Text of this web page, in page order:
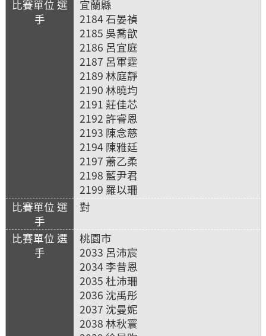
宜蘭縣
2184 石晏禎
2185 吳喬歆
2186 呂宜庭
2187 呂軍霆
2189 林庭靜
2190 林曉均
2191 莊佳芯
2192 許睿恩
2193 陳念慈
2194 陳雅廷
2197 蕭乙柔
2198 藍尹君
2199 羅以珊
對
桃園市
2033 呂沛宸
2034 李昔恩
2035 杜沛珊
2036 沈禹彤
2037 沈曼妮
2038 林秋寰